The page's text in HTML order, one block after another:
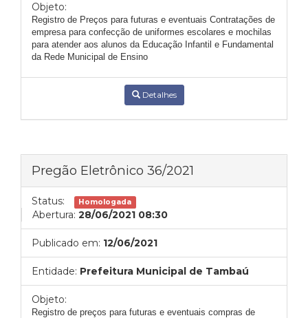
Objeto:
Registro de Preços para futuras e eventuais Contratações de
empresa para confecção de uniformes escolares e mochilas
para atender aos alunos da Educação Infantil e Fundamental
da Rede Municipal de Ensino
Detalhes
Pregão Eletrônico 36/2021
Status: Homologada
Abertura: 28/06/2021 08:30
Publicado em: 12/06/2021
Entidade: Prefeitura Municipal de Tambaú
Objeto:
Registro de preços para futuras e eventuais compras de